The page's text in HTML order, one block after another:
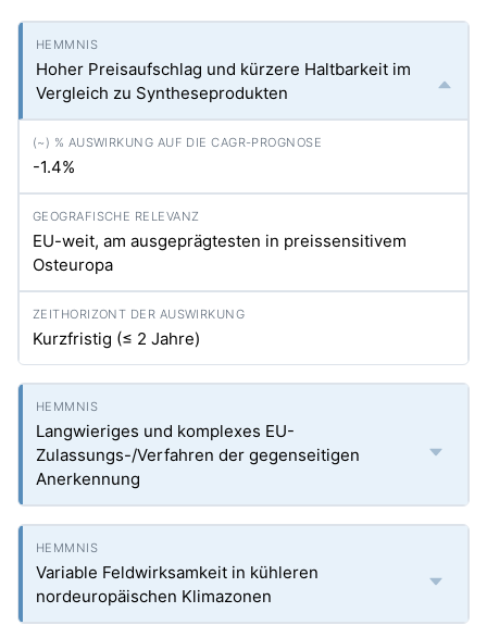
Hoher Preisaufschlag und kürzere Haltbarkeit im
Vergleich zu Syntheseprodukten
-1.4%
EU-weit, am ausgeprägtesten in preissensitivem
Osteuropa
Kurzfristig (≤ 2 Jahre)
Langwieriges und komplexes EU-
Zulassungs-/Verfahren der gegenseitigen
Anerkennung
Variable Feldwirksamkeit in kühleren
nordeuropäischen Klimazonen